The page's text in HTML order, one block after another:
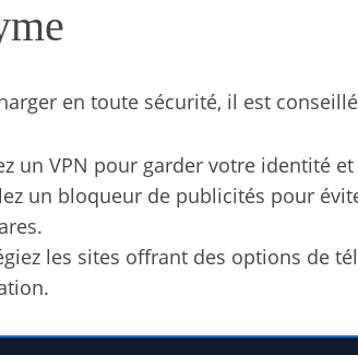
en toute sécurité, il est
un VPN pour garder votre identité
un bloqueur de publicités pour
les sites offrant des options de